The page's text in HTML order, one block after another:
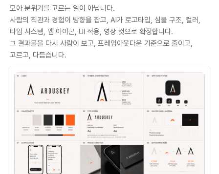
모아 분위기를 고르는 일이 아닙니다.
사람의 직관과 경험이 방향을 잡고, AI가 로고타입, 심볼 구조, 컬러,
타입 시스템, 앱 아이콘, UI 적용, 영상 컷으로 확장합니다.
그 결과물을 다시 사람이 보고, 프레임아웃다운 기준으로 줄이고,
고르고, 다듬습니다.